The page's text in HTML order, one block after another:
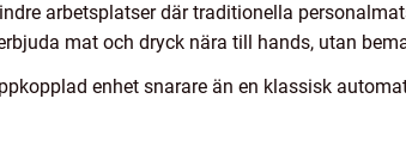
arbetsplatser där traditionella
mat och dryck nära till hands, utan
enhet snarare än en klassisk